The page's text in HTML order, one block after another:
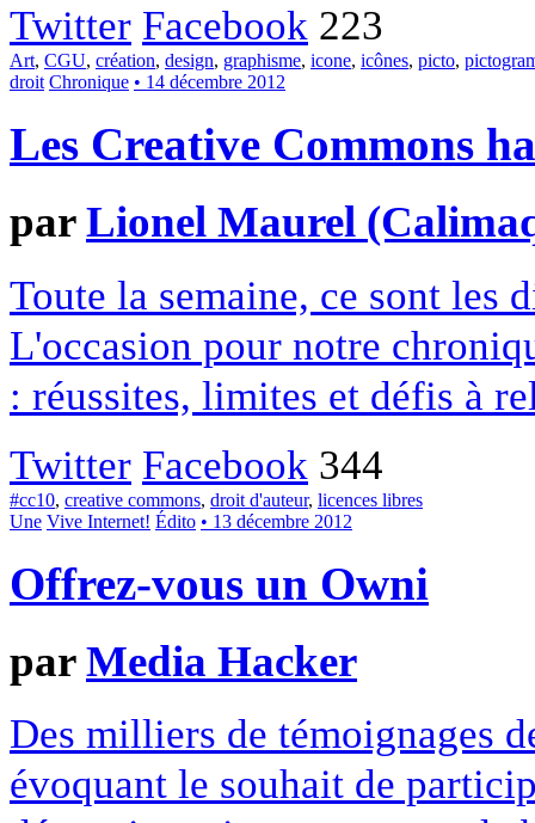
Twitter Facebook 223
Art, CGU, création, design, graphisme, icone, icônes, picto,
droit Chronique • 14 décembre 2012
Les Creative Commons
parLionel Maurel
Toute la semaine, ce sont les
L'occasion pour notre
: réussites, limites et défis à
Twitter Facebook 344
#cc10, creative commons, droit d'auteur, licences libres
Une Vive Internet! Édito • 13 décembre 2012
Offrez-vous un Owni
parMedia Hacker
Des milliers de témoignages
évoquant le souhait de